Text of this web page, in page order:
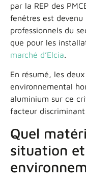
par la REP des
fenêtres est
professionnels du
que pour les
marché d’Elcia.
En résumé, les
environnemental
aluminium sur ce
facteur discriminant
Quel
situation